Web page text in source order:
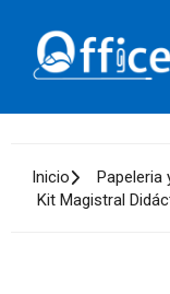
Inicio Papeleria
Kit Magistral